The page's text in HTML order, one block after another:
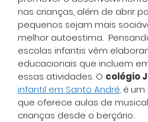
nas crianças, além de abrir
pequenos sejam mais
melhor autoestima.
escolas infantis vêm
educacionais que incluem
essas atividades. O colégio
infantil em Santo André, é
que oferece aulas de
crianças desde o berçário.